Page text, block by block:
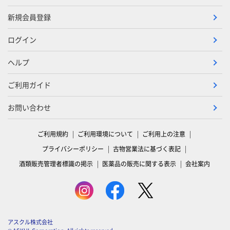
新規会員登録
ログイン
ヘルプ
ご利用ガイド
お問い合わせ
ご利用規約 ご利用環境について
ご利用上の注意
プライバシーポリシー
古物営業法に基づく表記
酒類販売管理者標識の掲示
医薬品の販売に関する表示 会社案内
アスクル株式会社